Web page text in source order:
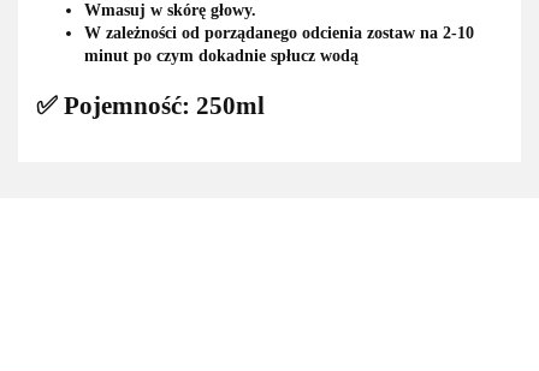
Wmasuj w skórę głowy.
W zależności od porządanego odcienia zostaw na 2-10
minut po czym dokadnie spłucz wodą
✅ Pojemność: 250ml